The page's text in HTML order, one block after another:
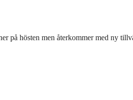
på hösten men återkommer med ny